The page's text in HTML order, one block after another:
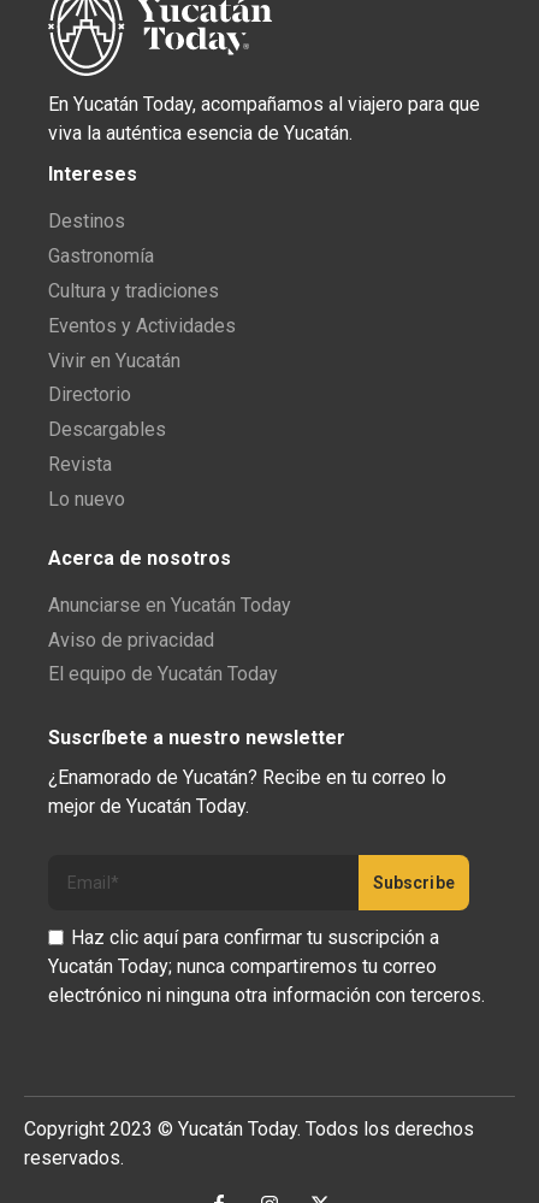
En Yucatán Today, acompañamos al viajero para que
viva la auténtica esencia de Yucatán.
Intereses
Destinos
Gastronomía
Cultura y tradiciones
Eventos y Actividades
Vivir en Yucatán
Directorio
Descargables
Revista
Lo nuevo
Acerca de nosotros
Anunciarse en Yucatán Today
Aviso de privacidad
El equipo de Yucatán Today
Suscríbete a nuestro newsletter
¿Enamorado de Yucatán? Recibe en tu correo lo
mejor de Yucatán Today.
Haz clic aquí para confirmar tu suscripción a
Yucatán Today; nunca compartiremos tu correo
electrónico ni ninguna otra información con terceros.
Copyright 2023 © Yucatán Today. Todos los derechos
reservados.